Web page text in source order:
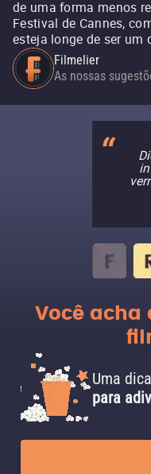
de uma forma menos
Festival de Cannes,
esteja longe de ser um
Filmelier
As nossas
Você acha
Uma
para